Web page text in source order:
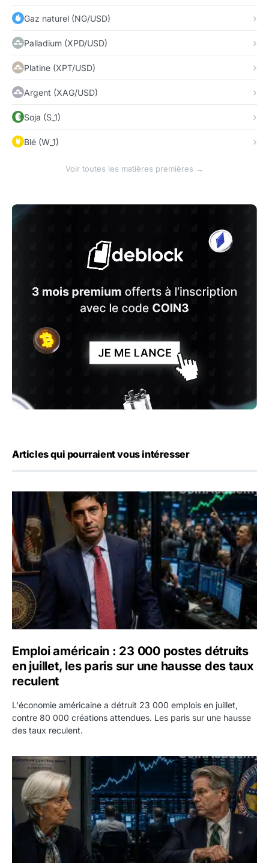
Gaz naturel (NG/USD)
Palladium (XPD/USD)
Platine (XPT/USD)
Argent (XAG/USD)
Soja (S_1)
Blé (W_1)
Voir toutes les matières premières →
Articles qui pourraient vous intéresser
Emploi américain : 23 000 postes détruits en juillet, les
Emploi américain : 23 000 postes détruits
en juillet, les paris sur une hausse des taux
reculent
L'économie américaine a détruit 23 000 emplois en juillet,
contre 80 000 créations attendues. Les paris sur une hausse
des taux reculent.
Yen : Washington a vendu des euros sans prévenir la